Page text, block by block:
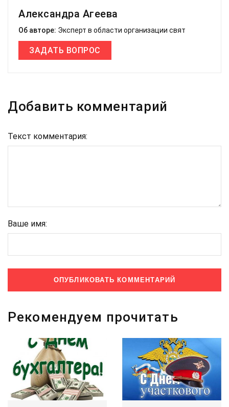
Александра Агеева
Об авторе: Эксперт в области организации свят
ЗАДАТЬ ВОПРОС
Добавить комментарий
Текст комментария:
Ваше имя:
Рекомендуем прочитать